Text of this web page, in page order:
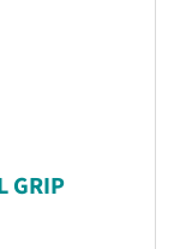
GRIP